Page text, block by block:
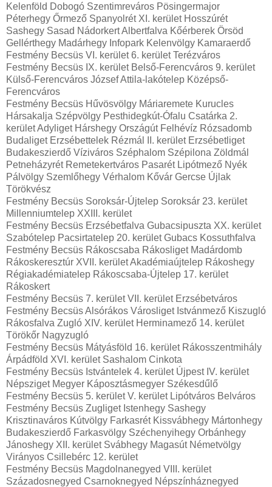
Kelenföld Dobogó Szentimreváros Pösingermajor
Péterhegy Őrmező Spanyolrét XI. kerület Hosszúrét
Sashegy Sasad Nádorkert Albertfalva Kőérberek Örsöd
Gellérthegy Madárhegy Infopark Kelenvölgy Kamaraerdő
Festmény Becsüs VI. kerület 6. kerület Terézváros
Festmény Becsüs IX. kerület Belső-Ferencváros 9. kerület
Külső-Ferencváros József Attila-lakótelep Középső-
Ferencváros
Festmény Becsüs Hűvösvölgy Máriaremete Kurucles
Hársakalja Szépvölgy Pesthidegkút-Ófalu Csatárka 2.
kerület Adyliget Hárshegy Országút Felhévíz Rózsadomb
Budaliget Erzsébettelek Rézmál II. kerület Erzsébetliget
Budakeszierdő Víziváros Széphalom Szépilona Zöldmál
Petneházyrét Remetekertváros Pasarét Lipótmező Nyék
Pálvölgy Szemlőhegy Vérhalom Kővár Gercse Újlak
Törökvész
Festmény Becsüs Soroksár-Újtelep Soroksár 23. kerület
Millenniumtelep XXIII. kerület
Festmény Becsüs Erzsébetfalva Gubacsipuszta XX. kerület
Szabótelep Pacsirtatelep 20. kerület Gubacs Kossuthfalva
Festmény Becsüs Rákoscsaba Rákosliget Madárdomb
Rákoskeresztúr XVII. kerület Akadémiaújtelep Rákoshegy
Régiakadémiatelep Rákoscsaba-Újtelep 17. kerület
Rákoskert
Festmény Becsüs 7. kerület VII. kerület Erzsébetváros
Festmény Becsüs Alsórákos Városliget Istvánmező Kiszugló
Rákosfalva Zugló XIV. kerület Herminamező 14. kerület
Törökőr Nagyzugló
Festmény Becsüs Mátyásföld 16. kerület Rákosszentmihály
Árpádföld XVI. kerület Sashalom Cinkota
Festmény Becsüs Istvántelek 4. kerület Újpest IV. kerület
Népsziget Megyer Káposztásmegyer Székesdűlő
Festmény Becsüs 5. kerület V. kerület Lipótváros Belváros
Festmény Becsüs Zugliget Istenhegy Sashegy
Krisztinaváros Kútvölgy Farkasrét Kissvábhegy Mártonhegy
Budakeszierdő Farkasvölgy Széchenyihegy Orbánhegy
Jánoshegy XII. kerület Svábhegy Magasút Németvölgy
Virányos Csillebérc 12. kerület
Festmény Becsüs Magdolnanegyed VIII. kerület
Századosnegyed Csarnoknegyed Népszínháznegyed